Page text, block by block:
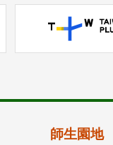
師生園地